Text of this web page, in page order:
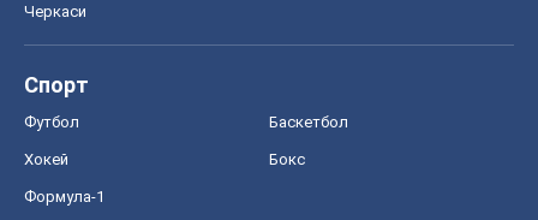
Черкаси
Спорт
Футбол Баскетбол
Хокей Бокс
Формула-1